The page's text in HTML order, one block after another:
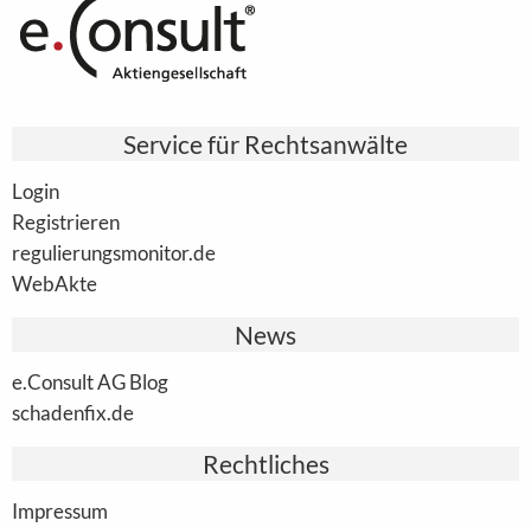
Service für Rechtsanwälte
Login
Registrieren
regulierungsmonitor.de
WebAkte
News
e.Consult AG Blog
schadenfix.de
Rechtliches
Impressum